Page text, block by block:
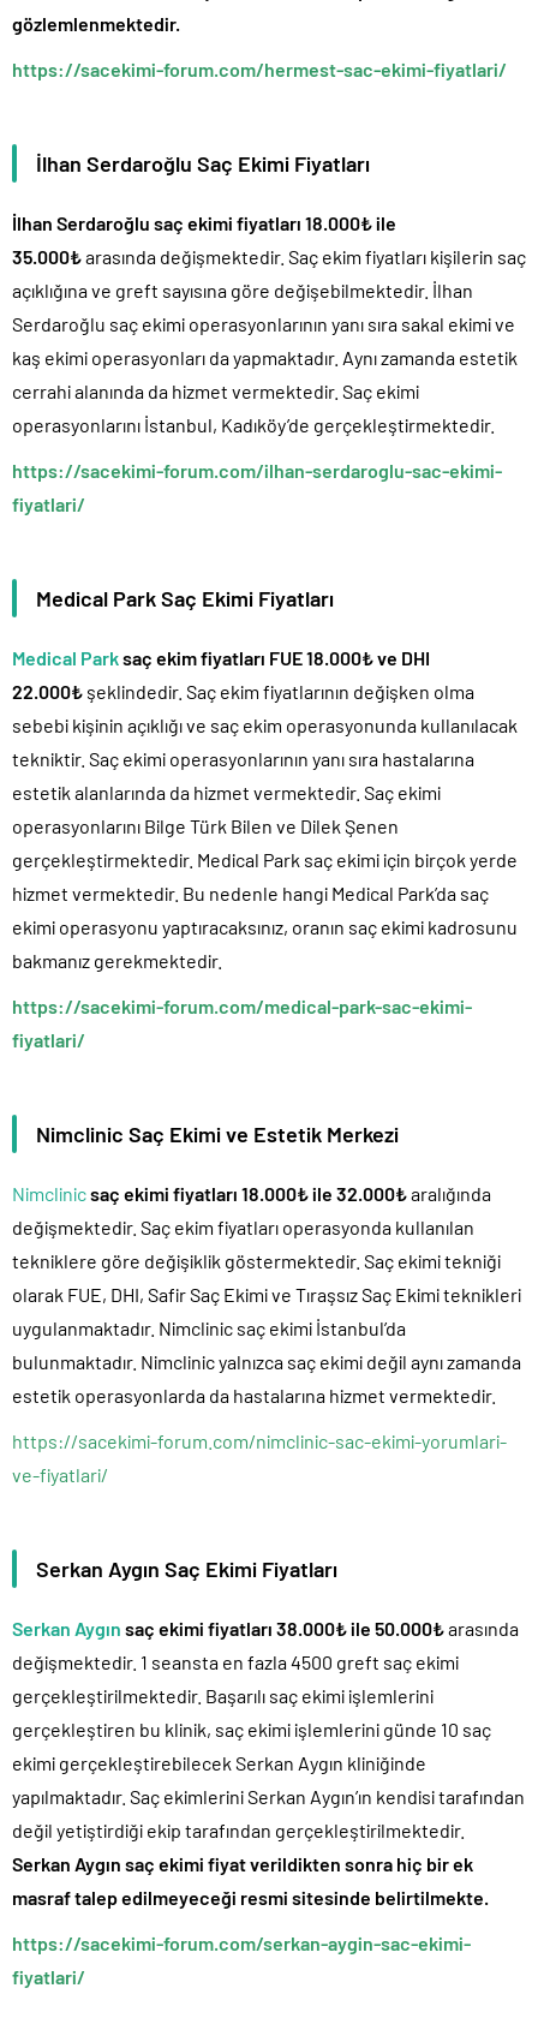
gözlemlenmektedir.
https://sacekimi-forum.com/hermest-sac-ekimi-fiyatlari/
İlhan Serdaroğlu Saç Ekimi Fiyatları
İlhan Serdaroğlu saç ekimi fiyatları 18.000₺ ile
35.000₺arasında değişmektedir. Saç ekim fiyatları kişilerin saç
açıklığına ve greft sayısına göre değişebilmektedir. İlhan
Serdaroğlu saç ekimi operasyonlarının yanı sıra sakal ekimi ve
kaş ekimi operasyonları da yapmaktadır. Aynı zamanda estetik
cerrahi alanında da hizmet vermektedir. Saç ekimi
operasyonlarını İstanbul, Kadıköy’de gerçekleştirmektedir.
https://sacekimi-forum.com/ilhan-serdaroglu-sac-ekimi-
fiyatlari/
Medical Park Saç Ekimi Fiyatları
Medical Parksaç ekim fiyatları FUE 18.000₺ ve DHI
22.000₺ şeklindedir. Saç ekim fiyatlarının değişken olma
sebebi kişinin açıklığı ve saç ekim operasyonunda kullanılacak
tekniktir. Saç ekimi operasyonlarının yanı sıra hastalarına
estetik alanlarında da hizmet vermektedir. Saç ekimi
operasyonlarını Bilge Türk Bilen ve Dilek Şenen
gerçekleştirmektedir. Medical Park saç ekimi için birçok yerde
hizmet vermektedir. Bu nedenle hangi Medical Park’da saç
ekimi operasyonu yaptıracaksınız, oranın saç ekimi kadrosunu
bakmanız gerekmektedir.
https://sacekimi-forum.com/medical-park-sac-ekimi-
fiyatlari/
Nimclinic Saç Ekimi ve Estetik Merkezi
Nimclinicsaç ekimi fiyatları 18.000₺ ile 32.000₺aralığında
değişmektedir. Saç ekim fiyatları operasyonda kullanılan
tekniklere göre değişiklik göstermektedir. Saç ekimi tekniği
olarak FUE, DHI, Safir Saç Ekimi ve Tıraşsız Saç Ekimi teknikleri
uygulanmaktadır. Nimclinic saç ekimi İstanbul’da
bulunmaktadır. Nimclinic yalnızca saç ekimi değil aynı zamanda
estetik operasyonlarda da hastalarına hizmet vermektedir.
https://sacekimi-forum.com/nimclinic-sac-ekimi-yorumlari-
ve-fiyatlari/
Serkan Aygın Saç Ekimi Fiyatları
Serkan Aygın saç ekimi fiyatları 38.000₺ ile 50.000₺arasında
değişmektedir. 1 seansta en fazla 4500 greft saç ekimi
gerçekleştirilmektedir. Başarılı saç ekimi işlemlerini
gerçekleştiren bu klinik, saç ekimi işlemlerini günde 10 saç
ekimi gerçekleştirebilecek Serkan Aygın kliniğinde
yapılmaktadır. Saç ekimlerini Serkan Aygın’ın kendisi tarafından
değil yetiştirdiği ekip tarafından gerçekleştirilmektedir.
Serkan Aygın saç ekimi fiyat verildikten sonra hiç bir ek
masraf talep edilmeyeceği resmi sitesinde belirtilmekte.
https://sacekimi-forum.com/serkan-aygin-sac-ekimi-
fiyatlari/